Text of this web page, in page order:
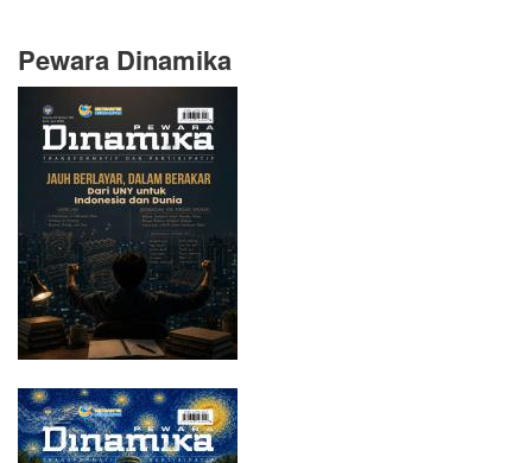
Pewara Dinamika